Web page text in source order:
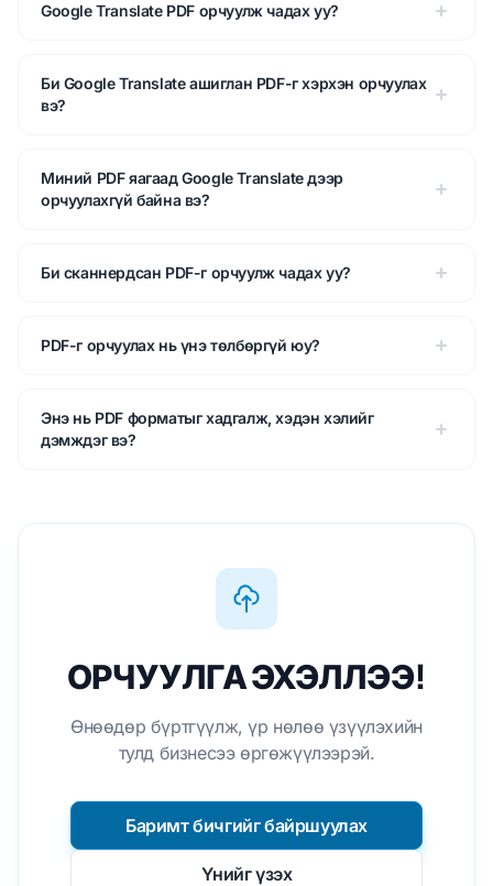
Google Translate PDF орчуулж чадах уу?
Би Google Translate ашиглан PDF-г хэрхэн орчуулах
вэ?
Миний PDF яагаад Google Translate дээр
орчуулахгүй байна вэ?
Би сканнердсан PDF-г орчуулж чадах уу?
PDF-г орчуулах нь үнэ төлбөргүй юу?
Энэ нь PDF форматыг хадгалж, хэдэн хэлийг
дэмждэг вэ?
ОРЧУУЛГА ЭХЭЛЛЭЭ!
Өнөөдөр бүртгүүлж, үр нөлөө үзүүлэхийн
тулд бизнесээ өргөжүүлээрэй.
Баримт бичгийг байршуулах
Үнийг үзэх